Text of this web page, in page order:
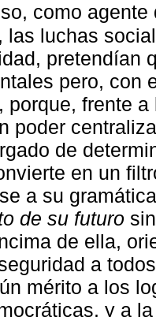
como agente
las luchas
pretendían
pero, con
porque, frente
poder
de
en un
a su
de su futuro
de ella,
a
mérito a los
y a